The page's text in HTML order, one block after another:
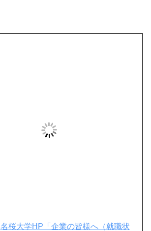
名桜大学HP「企業の皆様へ（就職状